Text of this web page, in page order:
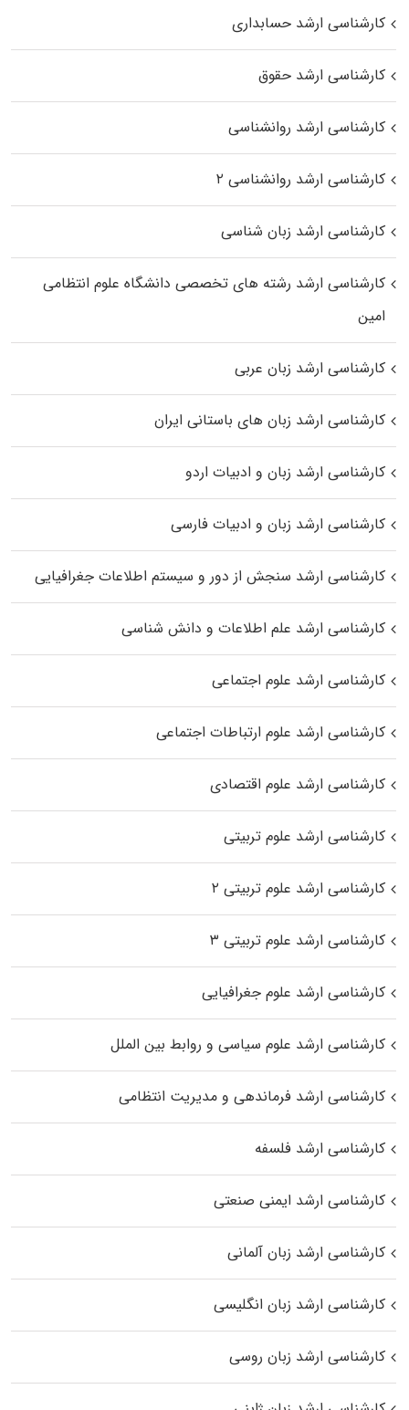
کارشناسی ارشد حسابداری
کارشناسی ارشد حقوق
کارشناسی ارشد روانشناسی
کارشناسی ارشد روانشناسی ۲
کارشناسی ارشد زبان شناسی
کارشناسی ارشد رﺷﺘﻪ ﻫﺎی تخصصی داﻧﺸﮕﺎه ﻋﻠﻮم انتظامی
اﻣﻴﻦ
کارشناسی ارشد زبان عربی
کارشناسی ارشد زبان‌ های باستانی ایران
کارشناسی ارشد زبان و ادبیات اردو
کارشناسی ارشد زبان و ادبیات فارسی
کارشناسی ارشد سنجش از دور و سیستم اطلاعات جغرافیایی
کارشناسی ارشد علم اطلاعات و دانش شناسی
کارشناسی ارشد علوم اجتماعی
کارشناسی ارشد علوم ارتباطات اجتماعی
کارشناسی ارشد علوم اقتصادی
کارشناسی ارشد علوم تربیتی
کارشناسی ارشد علوم تربیتی ۲
کارشناسی ارشد علوم تربیتی ۳
کارشناسی ارشد علوم جغرافیایی
کارشناسی ارشد علوم سیاسی و روابط بین الملل
کارشناسی ارشد فرماندهی و مدیریت انتظامی
کارشناسی ارشد فلسفه
کارشناسی ارشد ایمنی صنعتی
کارشناسی ارشد زبان آلمانی
کارشناسی ارشد زبان انگلیسی
کارشناسی ارشد زبان روسی